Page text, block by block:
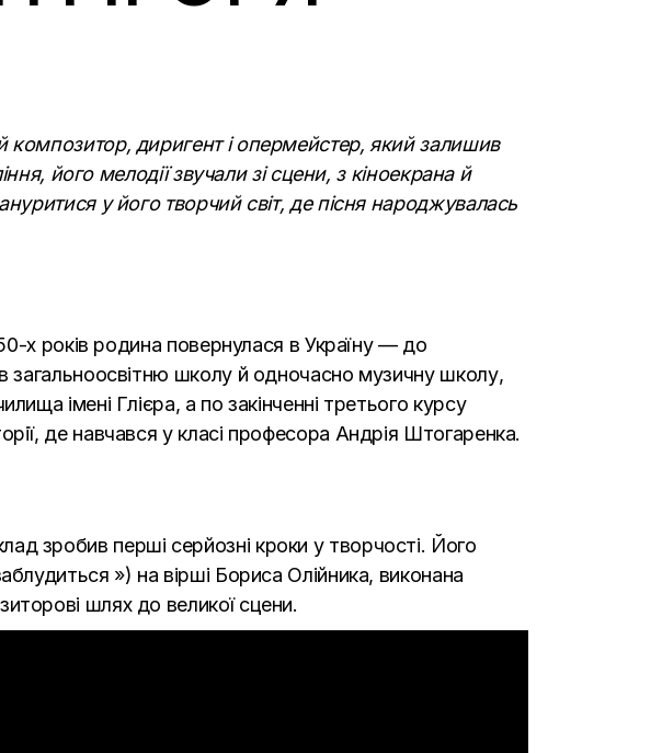
диригент і опермейстер, який залишив
його мелодії звучали зі сцени, з кіноекрана й
у його творчий світ, де пісня народжувалась
х років родина повернулася в Україну — до
загальноосвітню школу й одночасно музичну школу,
імені Глієра, а по закінченні третього курсу
де навчався у класі професора Андрія Штогаренка.
зробив перші серйозні кроки у творчості. Його
») на вірші Бориса Олійника, виконана
шлях до великої сцени.